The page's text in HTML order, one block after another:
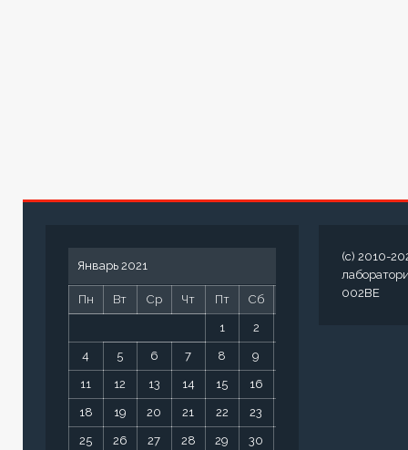
Январь 2021
Пн Вт Ср Чт Пт Сб
1 2
4 5 6 7 8 9
11 12 13 14 15 16
18 19 20 21 22 23
25 26 27 28 29 30
(c) 2010-
002BE